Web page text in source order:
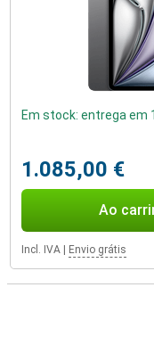
Em stock: entrega em
1.085,00 €
Ao
Incl. IVA Envio grátis